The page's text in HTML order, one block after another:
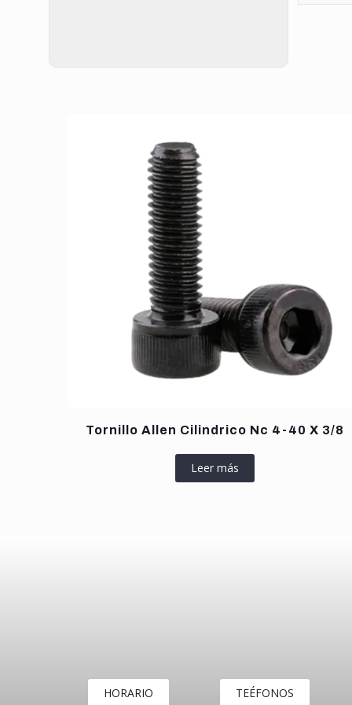
Tornillo Allen Cilindrico Nc 4-40 X 3/8
Leer más
HORARIO TEÉFONOS